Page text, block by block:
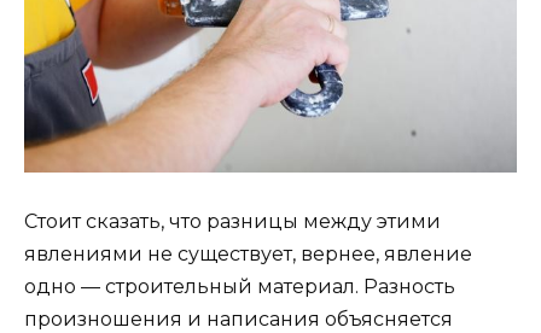
Стоит сказать, что разницы между этими
явлениями не существует, вернее, явление
одно — строительный материал. Разность
произношения и написания объясняется